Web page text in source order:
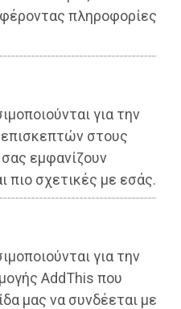
πληροφορίες
για την
στους
εμφανίζουν
πιο σχετικές με εσάς.
για την
AddThis που
μας να συνδέεται με
Dimotisnews